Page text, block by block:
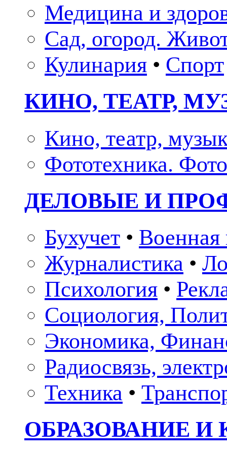
Медицина и
Сад, огород.
Кулинария • Спорт
КИНО, ТЕАТР,
Кино, театр,
Фототехника.
ДЕЛОВЫЕ И
Бухучет • Военная
Журналистика •
Психология •
Социология,
Экономика,
Радиосвязь,
Техника •
ОБРАЗОВАНИЕ И